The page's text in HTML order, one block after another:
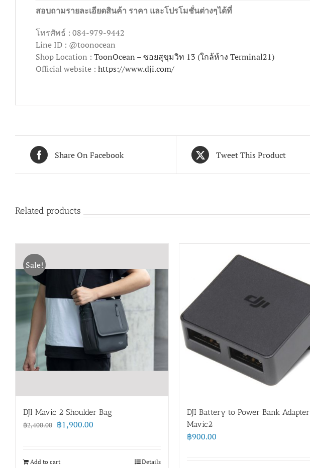
สอบถามรายละเอียดสินค้า ราคา และโปรโมชั่นต่างๆได้ที่
โทรศัพธ์ : 084-979-9442
Line ID : @toonocean
Shop Location : ToonOcean – ซอยสุขุมวิท 13 (ใกล้ห้าง Terminal21)
Official website : https://www.dji.com/
Share On Facebook Tweet This Product
Related products
Sale!
DJI Mavic 2 Shoulder Bag
฿2,400.00 Original
฿2,400.00.
฿1,900.00
Add to cart Details
DJI Battery to Power Bank Adapter
Mavic2
฿900.00